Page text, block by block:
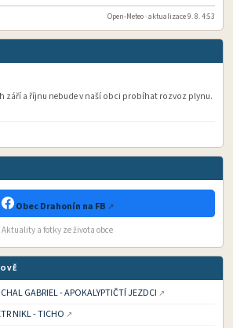
Open-Meteo · aktualizace 9. 8. 4:53
září a říjnu nebude v naší obci probíhat rozvoz plynu.
Obec Drahonín na FB
Aktuality a fotky ze života obce
GABRIEL - APOKALYPTIČTÍ JEZDCI
NIKL - TICHO